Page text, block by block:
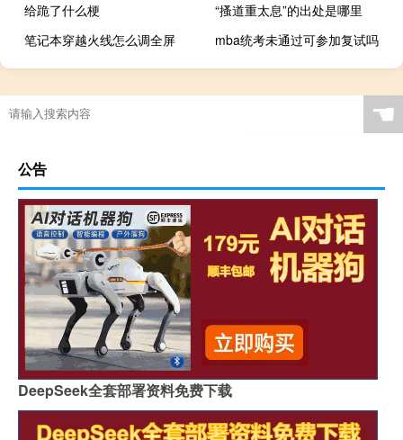
给跪了什么梗
“搔道重太息”的出处是哪里
笔记本穿越火线怎么调全屏
mba统考未通过可参加复试吗
☚
公告
DeepSeek全套部署资料免费下载